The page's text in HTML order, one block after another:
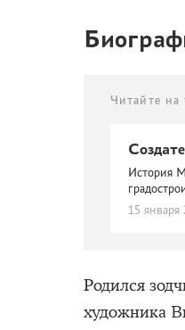
Читайте на
История
15 января
Родился
художника